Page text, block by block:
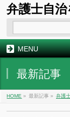
弁護士自
MENU
最新記事
HOME » 最新記事 » 弁護